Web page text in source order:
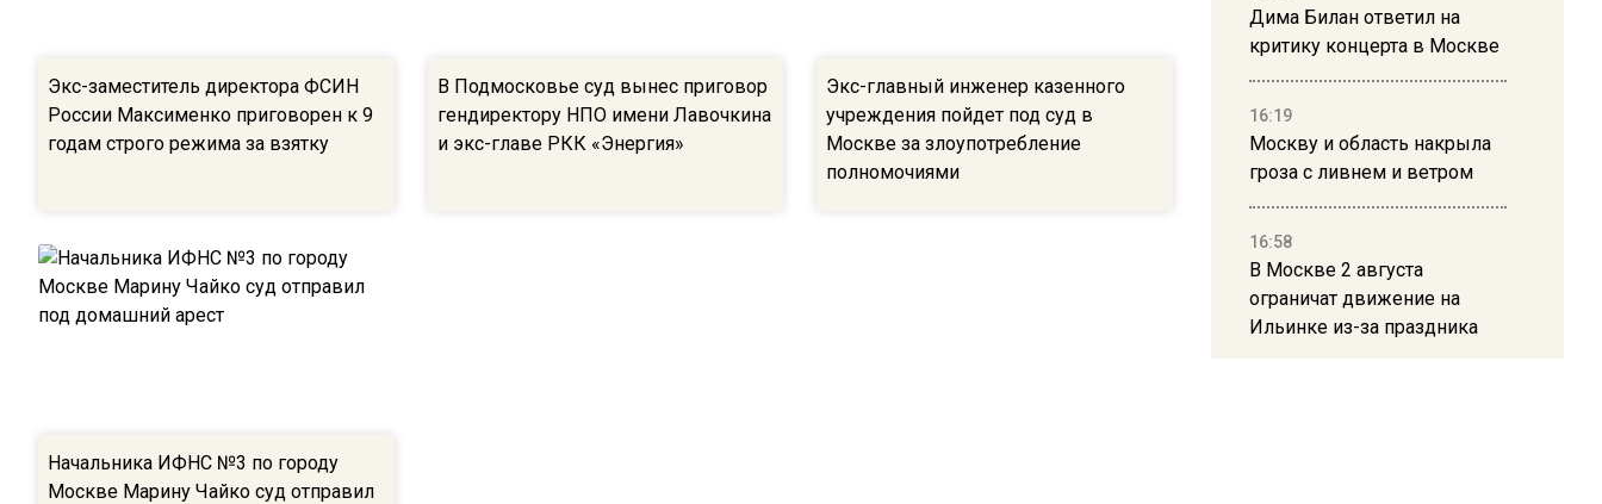
Экс-заместитель директора ФСИН
России Максименко приговорен к 9
годам строго режима за взятку
В Подмосковье суд вынес приговор
гендиректору НПО имени Лавочкина
и экс-главе РКК «Энергия»
Экс-главный инженер казенного
учреждения пойдет под суд в
Москве за злоупотребление
полномочиями
Начальника ИФНС №3 по городу
Москве Марину Чайко суд отправил
Дима Билан ответил на
критику концерта в Москве
16:19
Москву и область накрыла
гроза с ливнем и ветром
16:58
В Москве 2 августа
ограничат движение на
Ильинке из-за праздника